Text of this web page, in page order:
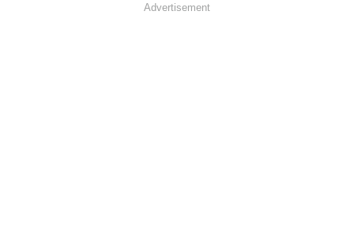
Advertisement